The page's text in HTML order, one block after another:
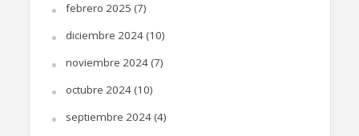
febrero 2025 (7)
diciembre 2024(10)
noviembre 2024(7)
octubre 2024(10)
septiembre 2024(4)